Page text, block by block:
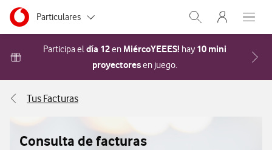
Ir a la pagina principal de vodafone.es
Menu navegación Segmento
Particulares
Autónomos
Grandes empresas
Abrir buscador.
Menu
Abre
Participa eldía 12en MiércoYEEES! hay 10 mini
proyectoresen juego. Acceder a la FAQ
Tus Facturas
Consulta de facturas